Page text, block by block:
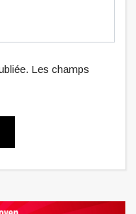
Les champs